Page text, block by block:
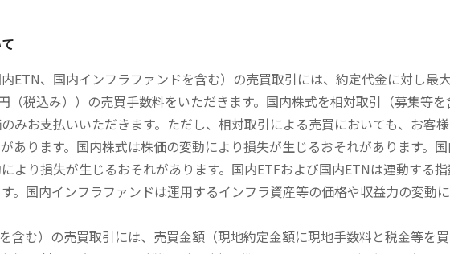
ETN、国内インフラファンドを含む）の売買取引には、約定代金に対し最
（税込み））の売買手数料をいただきます。国内株式を相対取引（募集等を
みお支払いいただきます。ただし、相対取引による売買においても、お客
あります。国内株式は株価の変動により損失が生じるおそれがあります。
より損失が生じるおそれがあります。国内ETFおよび国内ETNは連動する
。国内インフラファンドは運用するインフラ資産等の価格や収益力の変動
含む）の売買取引には、売買金額（現地約定金額に現地手数料と税金等を